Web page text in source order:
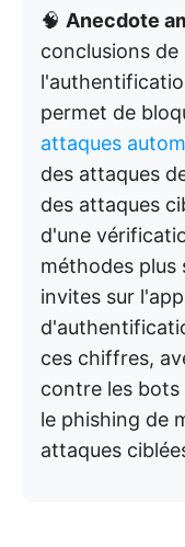
🧠 Anecdote
conclusions
permet de
attaques
des attaques
des attaques
d'une
méthodes plus
invites sur
ces chiffres,
contre les
le phishing de
attaques